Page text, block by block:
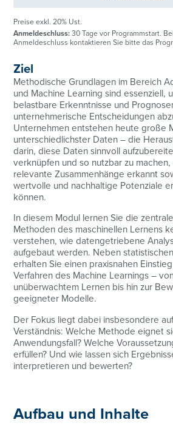
Ziel
Methodische Grundlagen im Bereich
und Machine Learning sind essenziell,
belastbare Erkenntnisse und
unternehmerische Entscheidungen
Unternehmen entstehen heute große
unterschiedlichster Daten – die
darin, diese Daten sinnvoll
verknüpfen und so nutzbar zu machen,
relevante Zusammenhänge erkannt
wertvolle und nachhaltige Potenziale
können.
In diesem Modul lernen Sie die
Methoden des maschinellen Lernens
verstehen, wie datengetriebene
aufgebaut werden. Neben
erhalten Sie einen praxisnahen
Verfahren des Machine Learnings –
unüberwachtem Lernen bis hin zur
geeigneter Modelle.
Der Fokus liegt dabei insbesondere
Verständnis: Welche Methode eignet
Anwendungsfall? Welche
erfüllen? Und wie lassen sich
interpretieren und bewerten?
Aufbau und Inhalte
Preise exkl. 20% Ust.
Anmeldeschluss: 30 Tage vor Programmstart.
Anmeldeschluss kontaktieren Sie bitte das